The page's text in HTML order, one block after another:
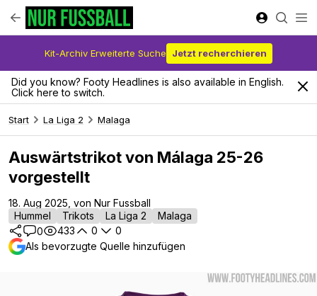
Kit-Archiv Erweiterte Suche Jetzt recherchieren
Did you know? Footy Headlines is also available in English.
Click here to switch.
Start La Liga 2 Malaga
Auswärtstrikot von Málaga 25-26
vorgestellt
18. Aug 2025, von Nur Fussball
Hummel
Trikots La Liga 2
Malaga
0
433 0
0
Als bevorzugte Quelle hinzufügen